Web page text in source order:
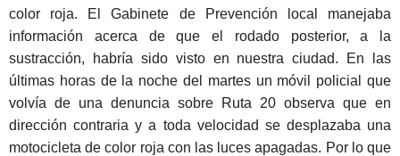
color roja. El Gabinete de Prevención local manejaba
información acerca de que el rodado posterior, a la
sustracción, habría sido visto en nuestra ciudad. En las
últimas horas de la noche del martes un móvil policial que
volvía de una denuncia sobre Ruta 20 observa que en
dirección contraria y a toda velocidad se desplazaba una
motocicleta de color roja con las luces apagadas. Por lo que